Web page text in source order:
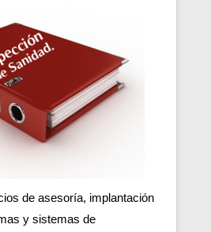
de asesoría, implantación
y sistemas de